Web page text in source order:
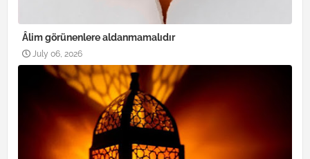
Âlim görünenlere aldanmamalıdır
July 06, 2026